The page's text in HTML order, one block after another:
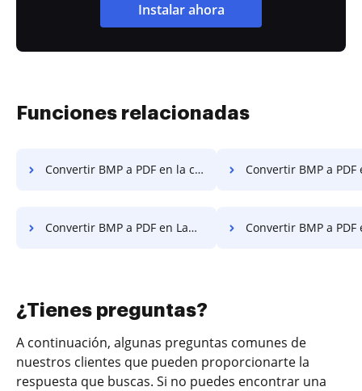
Instalar ahora
Funciones relacionadas
Convertir BMP a PDF en la computadora Convertir BMP a PDF en
Convertir BMP a PDF en Laptop Convertir BMP a PDF en
¿Tienes preguntas?
A continuación, algunas preguntas comunes de
nuestros clientes que pueden proporcionarte la
respuesta que buscas. Si no puedes encontrar una